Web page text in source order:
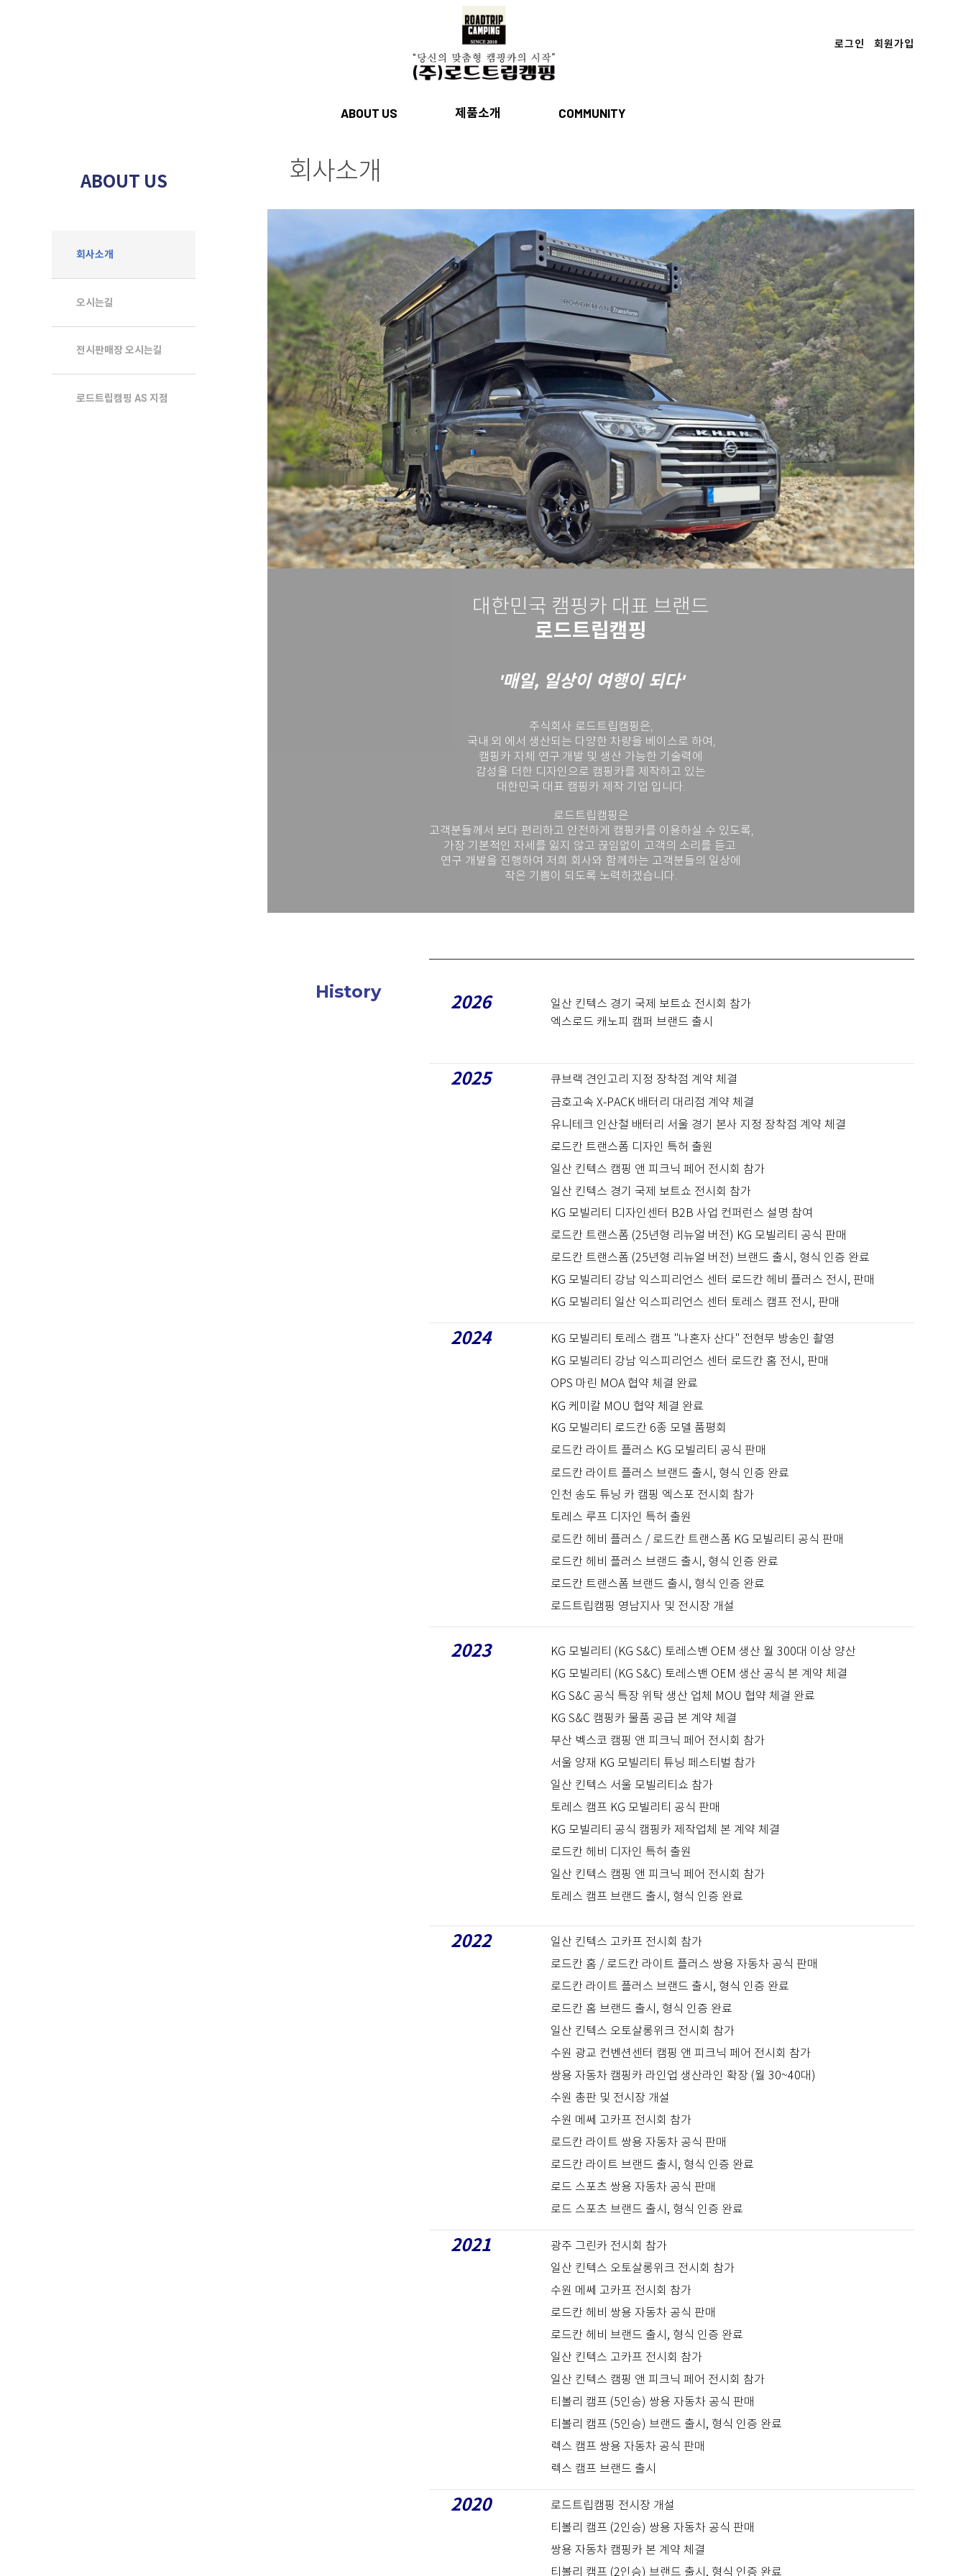
로그인 회원가입
ABOUT US 제품소개 COMMUNITY
ABOUT US
회사소개
오시는길
전시판매장 오시는길
로드트립캠핑 AS 지점
회사소개
대한민국 캠핑카 대표 브랜드
로드트립캠핑
'매일, 일상이 여행이 되다'
주식회사 로드트립캠핑은,
국내.외 에서 생산되는 다양한 차량을 베이스로 하여,
캠핑카 자체 연구.개발 및 생산 가능한 기술력에
감성을 더한 디자인으로 캠핑카를 제작하고 있는
대한민국 대표 캠핑카 제작 기업 입니다.
로드트립캠핑은
고객분들께서 보다 편리하고 안전하게 캠핑카를 이용하실 수 있도록,
가장 기본적인 자세를 잃지 않고 끊임없이 고객의 소리를 듣고
연구 개발을 진행하여 저희 회사와 함께하는 고객분들의 일상에
작은 기쁨이 되도록 노력하겠습니다.
History
2026
일산 킨텍스 경기 국제 보트쇼 전시회 참가
엑스로드 캐노피 캠퍼 브랜드 출시
2025
큐브랙 견인고리 지정 장착점 계약 체결
금호고속 X-PACK 배터리 대리점 계약 체결
유니테크 인산철 배터리 서울 경기 본사 지정 장착점 계약 체결
로드칸 트랜스폼 디자인 특허 출원
일산 킨텍스 캠핑 앤 피크닉 페어 전시회 참가
일산 킨텍스 경기 국제 보트쇼 전시회 참가
KG 모빌리티 디자인센터 B2B 사업 컨퍼런스 설명 참여
로드칸 트랜스폼 (25년형 리뉴얼 버전) KG 모빌리티 공식 판매
로드칸 트랜스폼 (25년형 리뉴얼 버전) 브랜드 출시, 형식 인증 완료
KG 모빌리티 강남 익스피리언스 센터 로드칸 헤비 플러스 전시, 판매
KG 모빌리티 일산 익스피리언스 센터 토레스 캠프 전시, 판매
2024
KG 모빌리티 토레스 캠프 "나혼자 산다" 전현무 방송인 촬영
KG 모빌리티 강남 익스피리언스 센터 로드칸 홈 전시, 판매
OPS 마린 MOA 협약 체결 완료
KG 케미칼 MOU 협약 체결 완료
KG 모빌리티 로드칸 6종 모델 품평회
로드칸 라이트 플러스 KG 모빌리티 공식 판매
로드칸 라이트 플러스 브랜드 출시, 형식 인증 완료
인천 송도 튜닝 카 캠핑 엑스포 전시회 참가
토레스 루프 디자인 특허 출원
로드칸 헤비 플러스 / 로드칸 트랜스폼 KG 모빌리티 공식 판매
로드칸 헤비 플러스 브랜드 출시, 형식 인증 완료
로드칸 트랜스폼 브랜드 출시, 형식 인증 완료
로드트립캠핑 영남지사 및 전시장 개설
2023
KG 모빌리티 (KG S&C) 토레스밴 OEM 생산 월 300대 이상 양산
KG 모빌리티 (KG S&C) 토레스밴 OEM 생산 공식 본 계약 체결
KG S&C 공식 특장 위탁 생산 업체 MOU 협약 체결 완료
KG S&C 캠핑카 물품 공급 본 계약 체결
부산 벡스코 캠핑 앤 피크닉 페어 전시회 참가
서울 양재 KG 모빌리티 튜닝 페스티벌 참가
일산 킨텍스 서울 모빌리티쇼 참가
토레스 캠프 KG 모빌리티 공식 판매
KG 모빌리티 공식 캠핑카 제작업체 본 계약 체결
로드칸 헤비 디자인 특허 출원
일산 킨텍스 캠핑 앤 피크닉 페어 전시회 참가
토레스 캠프 브랜드 출시, 형식 인증 완료
2022
일산 킨텍스 고카프 전시회 참가
로드칸 홈 / 로드칸 라이트 플러스 쌍용 자동차 공식 판매
로드칸 라이트 플러스 브랜드 출시, 형식 인증 완료
로드칸 홈 브랜드 출시, 형식 인증 완료
일산 킨텍스 오토살롱위크 전시회 참가
수원 광교 컨벤션센터 캠핑 앤 피크닉 페어 전시회 참가
쌍용 자동차 캠핑카 라인업 생산라인 확장 (월 30~40대)
수원 총판 및 전시장 개설
수원 메쎄 고카프 전시회 참가
로드칸 라이트 쌍용 자동차 공식 판매
로드칸 라이트 브랜드 출시, 형식 인증 완료
로드 스포츠 쌍용 자동차 공식 판매
로드 스포츠 브랜드 출시, 형식 인증 완료
2021
광주 그린카 전시회 참가
일산 킨텍스 오토살롱위크 전시회 참가
수원 메쎄 고카프 전시회 참가
로드칸 헤비 쌍용 자동차 공식 판매
로드칸 헤비 브랜드 출시, 형식 인증 완료
일산 킨텍스 고카프 전시회 참가
일산 킨텍스 캠핑 앤 피크닉 페어 전시회 참가
티볼리 캠프 (5인승) 쌍용 자동차 공식 판매
티볼리 캠프 (5인승) 브랜드 출시, 형식 인증 완료
렉스 캠프 쌍용 자동차 공식 판매
렉스 캠프 브랜드 출시
2020
로드트립캠핑 전시장 개설
티볼리 캠프 (2인승) 쌍용 자동차 공식 판매
쌍용 자동차 캠핑카 본 계약 체결
티볼리 캠프 (2인승) 브랜드 출시, 형식 인증 완료